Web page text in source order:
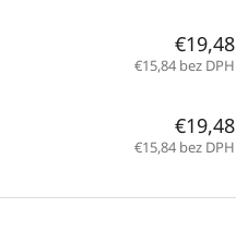
€19,48
€15,84 bez DPH
€19,48
€15,84 bez DPH